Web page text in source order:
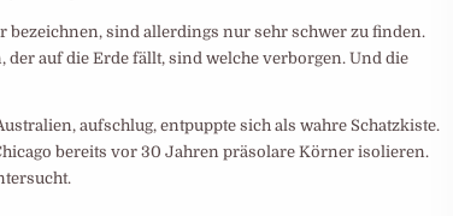
bezeichnen, sind allerdings nur sehr schwer zu finden.
auf die Erde fällt, sind welche verborgen. Und die
aufschlug, entpuppte sich als wahre Schatzkiste.
bereits vor 30 Jahren präsolare Körner isolieren.